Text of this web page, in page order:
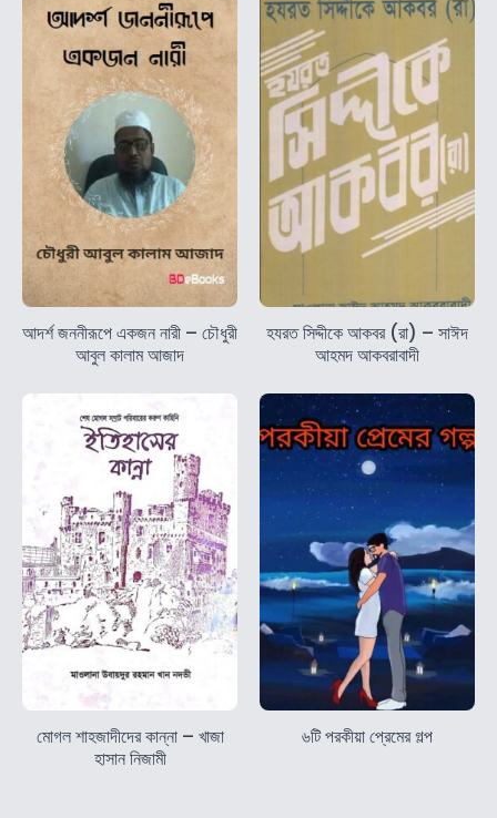
আদর্শ জননীরূপে একজন নারী – চৌধুরী
আবুল কালাম আজাদ
হযরত সিদ্দীকে আকবর (রা) – সাঈদ
আহমদ আকবরাবাদী
মোগল শাহজাদীদের কান্না – খাজা
হাসান নিজামী
৬টি পরকীয়া প্রেমের গল্প